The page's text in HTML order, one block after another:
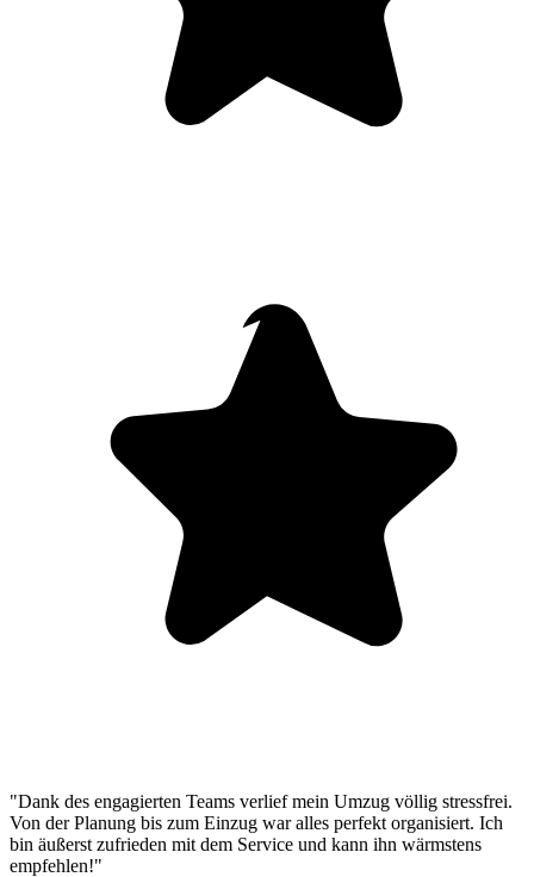
"Dank des engagierten Teams verlief mein Umzug völlig stressfrei.
Von der Planung bis zum Einzug war alles perfekt organisiert. Ich
bin äußerst zufrieden mit dem Service und kann ihn wärmstens
empfehlen!"